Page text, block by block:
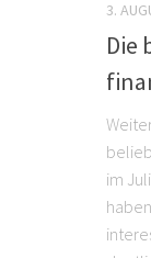
3.
Die
im